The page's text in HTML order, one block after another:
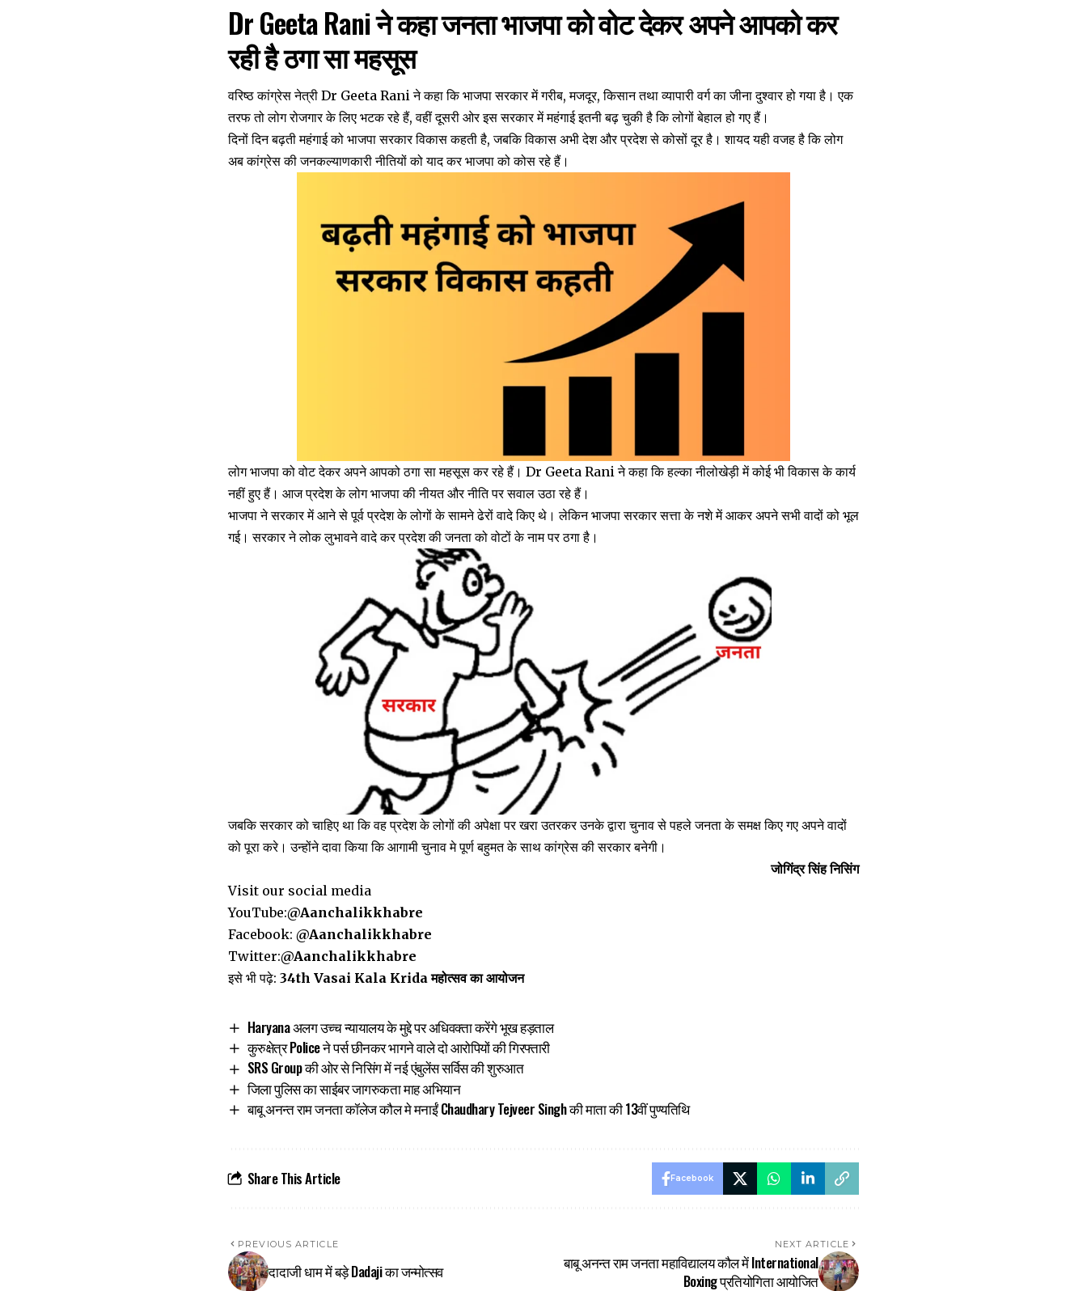
Dr Geeta Rani ने कहा जनता भाजपा को वोट देकर अपने आपको कर
रही है ठगा सा महसूस
वरिष्ठ कांग्रेस नेत्री Dr Geeta Rani ने कहा कि भाजपा सरकार में गरीब, मजदूर, किसान तथा व्यापारी वर्ग का जीना दुश्वार हो गया है। एक
तरफ तो लोग रोजगार के लिए भटक रहे हैं, वहीं दूसरी ओर इस सरकार में महंगाई इतनी बढ़ चुकी है कि लोगों बेहाल हो गए हैं।
दिनों दिन बढ़ती महंगाई को भाजपा सरकार विकास कहती है, जबकि विकास अभी देश और प्रदेश से कोसों दूर है। शायद यही वजह है कि लोग
अब कांग्रेस की जनकल्याणकारी नीतियों को याद कर भाजपा को कोस रहे हैं।
लोग भाजपा को वोट देकर अपने आपको ठगा सा महसूस कर रहे हैं। Dr Geeta Rani ने कहा कि हल्का नीलोखेड़ी में कोई भी विकास के कार्य
नहीं हुए हैं। आज प्रदेश के लोग भाजपा की नीयत और नीति पर सवाल उठा रहे हैं।
भाजपा ने सरकार में आने से पूर्व प्रदेश के लोगों के सामने ढेरों वादे किए थे। लेकिन भाजपा सरकार सत्ता के नशे में आकर अपने सभी वादों को भूल
गई। सरकार ने लोक लुभावने वादे कर प्रदेश की जनता को वोटों के नाम पर ठगा है।
जबकि सरकार को चाहिए था कि वह प्रदेश के लोगों की अपेक्षा पर खरा उतरकर उनके द्वारा चुनाव से पहले जनता के समक्ष किए गए अपने वादों
को पूरा करे। उन्होंने दावा किया कि आगामी चुनाव मे पूर्ण बहुमत के साथ कांग्रेस की सरकार बनेगी।
जोगिंद्र सिंह निसिंग
Visit our social media
YouTube:@Aanchalikkhabre
Facebook: @Aanchalikkhabre
Twitter:@Aanchalikkhabre
इसे भी पढ़े: 34th Vasai Kala Krida महोत्सव का आयोजन
Haryana अलग उच्च न्यायालय के मुद्दे पर अधिवक्ता करेंगे भूख हड़ताल
कुरुक्षेत्र Police ने पर्स छीनकर भागने वाले दो आरोपियों की गिरफ्तारी
SRS Group की ओर से निसिंग में नई एंबुलेंस सर्विस की शुरुआत
जिला पुलिस का साईबर जागरुकता माह अभियान
बाबू अनन्त राम जनता कॉलेज कौल मे मनाईं Chaudhary Tejveer Singh की माता की 13वीं पुण्यतिथि
Share This Article Facebook
PREVIOUS ARTICLE
दादाजी धाम में बड़े Dadaji का जन्मोत्सव
NEXT ARTICLE
बाबू अनन्त राम जनता महाविद्यालय कौल में International
Boxing प्रतियोगिता आयोजित